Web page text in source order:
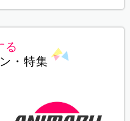
る
・特集